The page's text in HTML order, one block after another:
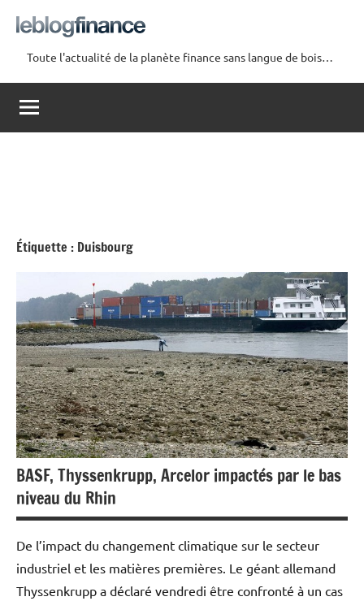
contenu
Le
Blog
Finance
Toute l'actualité de la planète finance sans langue de bois…
Étiquette : Duisbourg
BASF, Thyssenkrupp, Arcelor impactés par le bas
niveau du Rhin
De l’impact du changement climatique sur le secteur
industriel et les matières premières. Le géant allemand
Thyssenkrupp a déclaré vendredi être confronté à un cas